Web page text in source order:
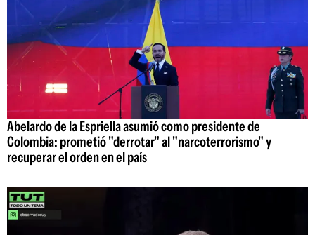
Abelardo de la Espriella asumió como presidente de
Colombia: prometió "derrotar" al "narcoterrorismo" y
recuperar el orden en el país